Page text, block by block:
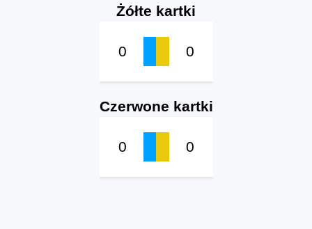
Żółte kartki
0 0
Czerwone kartki
0 0